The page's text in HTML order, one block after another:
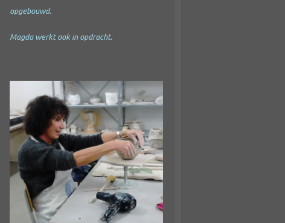
opgebouwd.
Magda werkt ook in opdracht.